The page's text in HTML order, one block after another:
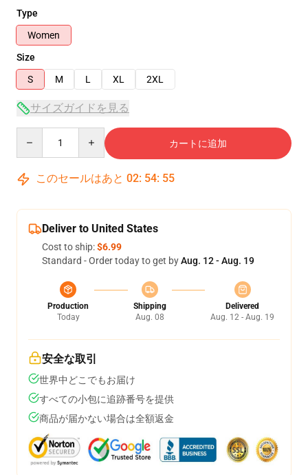
Type
Women
Size
S
M L XL 2XL
サイズガイドを見る
カートに追加
このセールはあと 02: 54: 54
Deliver to United States
Cost to ship:$6.99
Standard - Order today to get byAug. 12 - Aug. 19
Production
Today
Shipping
Aug. 08
Delivered
Aug. 12 - Aug. 19
安全な取引
世界中どこでもお届け
すべての小包に追跡番号を提供
商品が届かない場合は全額返金